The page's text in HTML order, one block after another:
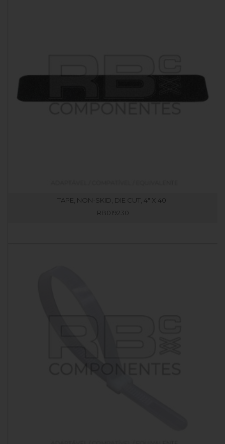
TAPE, NON-SKID, DIE CUT, 4" X 40"
RB019230